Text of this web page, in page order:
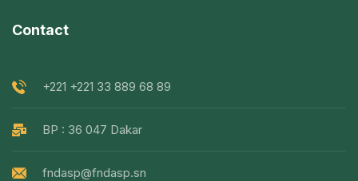
Contact
+221 +221 33 889 68 89
BP : 36 047 Dakar
fndasp@fndasp.sn